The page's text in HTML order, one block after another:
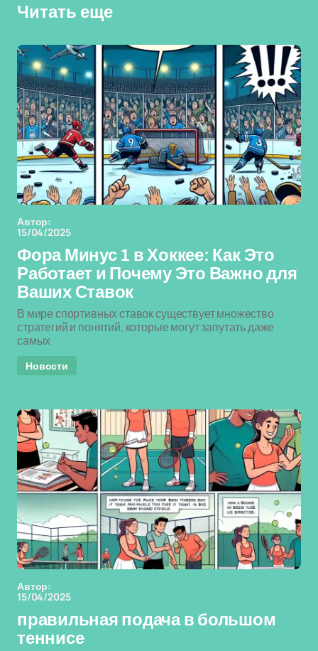
Читать еще
Автор:
15/04/2025
Фора Минус 1 в Хоккее: Как Это
Работает и Почему Это Важно для
Ваших Ставок
В мире спортивных ставок существует множество
стратегий и понятий, которые могут запутать даже
самых
Новости
Автор:
15/04/2025
правильная подача в большом
теннисе